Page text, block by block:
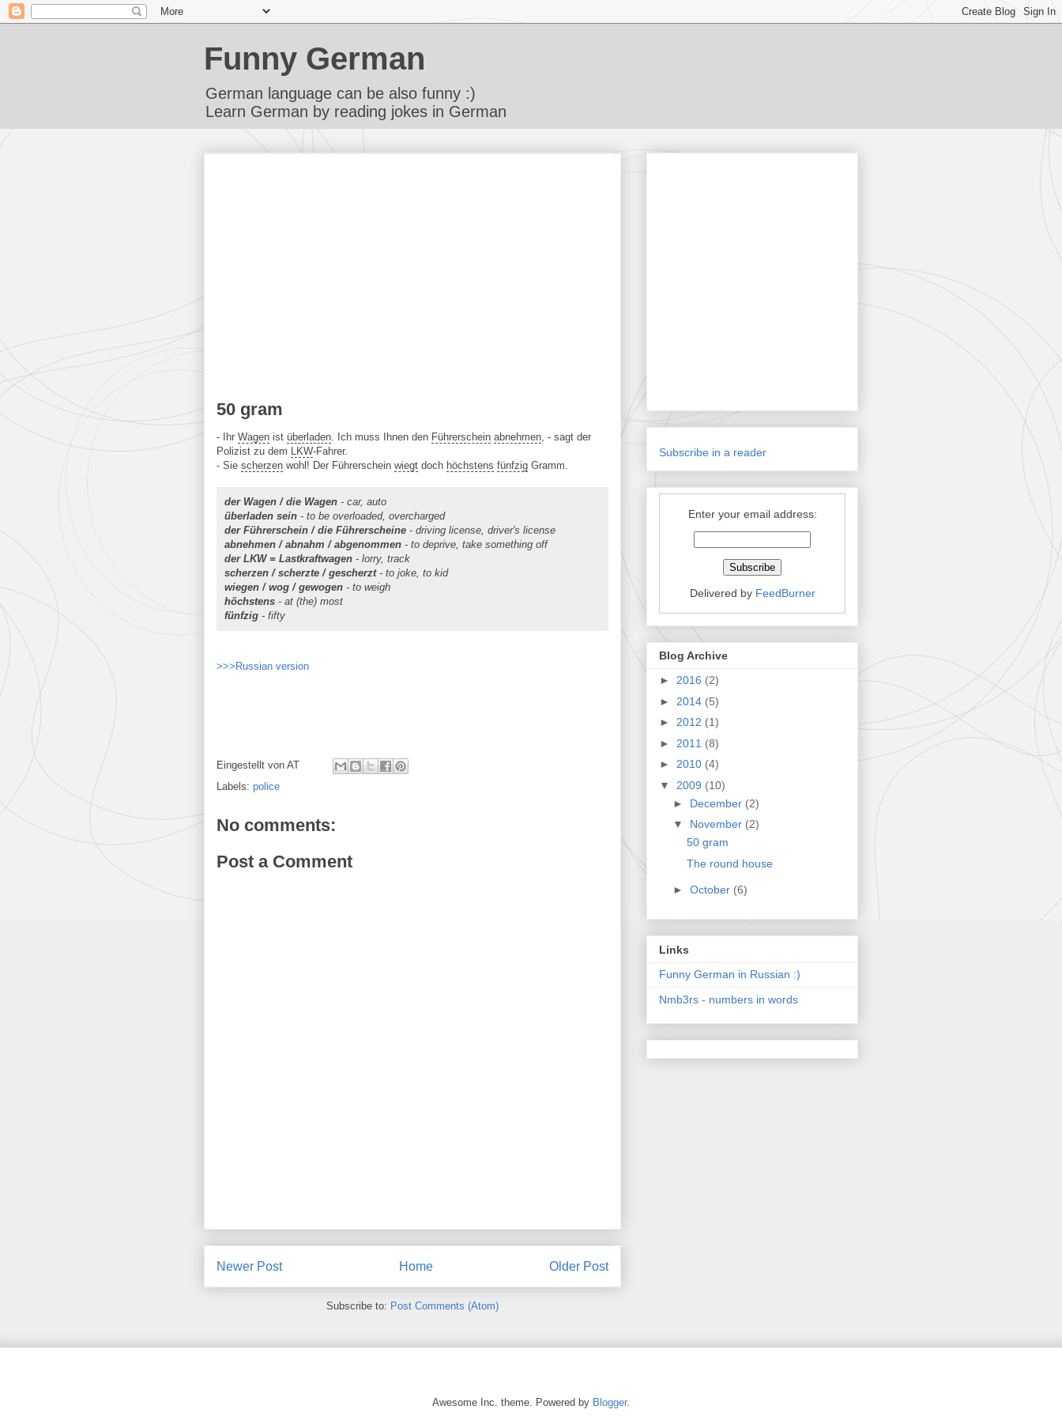
Funny German
German language can be also funny :)
Learn German by reading jokes in German
50 gram
- Ihr Wagen ist überladen. Ich muss Ihnen den Führerschein abnehmen, - sagt der
Polizist zu dem LKW-Fahrer.
- Sie scherzen wohl! Der Führerschein wiegt doch höchstens fünfzig Gramm.
der Wagen / die Wagen - car, auto
überladen sein - to be overloaded, overcharged
der Führerschein / die Führerscheine - driving license, driver's license
abnehmen / abnahm / abgenommen - to deprive, take something off
der LKW = Lastkraftwagen - lorry, track
scherzen / scherzte / gescherzt- to joke, to kid
wiegen / wog / gewogen - to weigh
höchstens - at (the) most
fünfzig - fifty
>>>Russian version
Eingestellt von AT
Labels: police
No comments:
Post a Comment
Newer Post Older Post
Home
Subscribe to: Post Comments (Atom)
Subscribe in a reader
Enter your email address:
Delivered by FeedBurner
Blog Archive
► 2016 (2)
► 2014 (5)
► 2012 (1)
► 2011 (8)
► 2010 (4)
▼ 2009 (10)
► December (2)
▼ November (2)
50 gram
The round house
► October (6)
Links
Funny German in Russian :)
Nmb3rs - numbers in words
Awesome Inc. theme. Powered by Blogger.